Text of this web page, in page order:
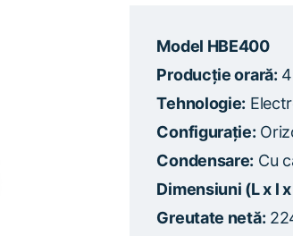
Model HBE400
Producție orară:
Tehnologie:
Configurație:
Condensare: Cu
Dimensiuni (L x l x
Greutate netă: